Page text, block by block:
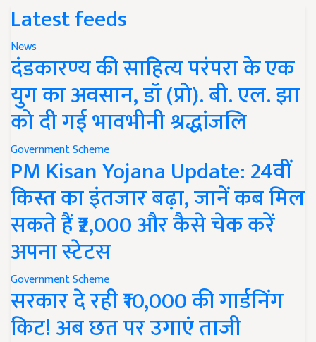
Latest feeds
News
दंडकारण्य की साहित्य परंपरा के एक
युग का अवसान, डॉ (प्रो). बी. एल. झा
को दी गई भावभीनी श्रद्धांजलि
Government Scheme
PM Kisan Yojana Update: 24वीं
किस्त का इंतजार बढ़ा, जानें कब मिल
सकते हैं ₹2,000 और कैसे चेक करें
अपना स्टेटस
Government Scheme
सरकार दे रही ₹10,000 की गार्डनिंग
किट! अब छत पर उगाएं ताजी